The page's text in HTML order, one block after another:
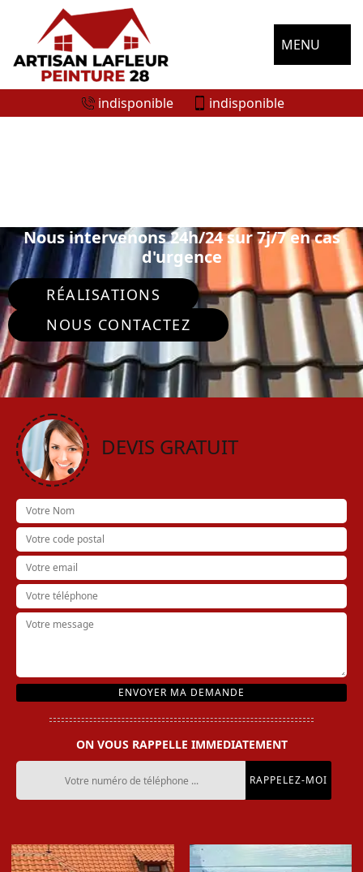
MENU
indisponible indisponible
Nous intervenons 24h/24 sur 7j/7 en cas
d'urgence
RÉALISATIONS
NOUS CONTACTEZ
DEVIS GRATUIT
ON VOUS RAPPELLE IMMEDIATEMENT